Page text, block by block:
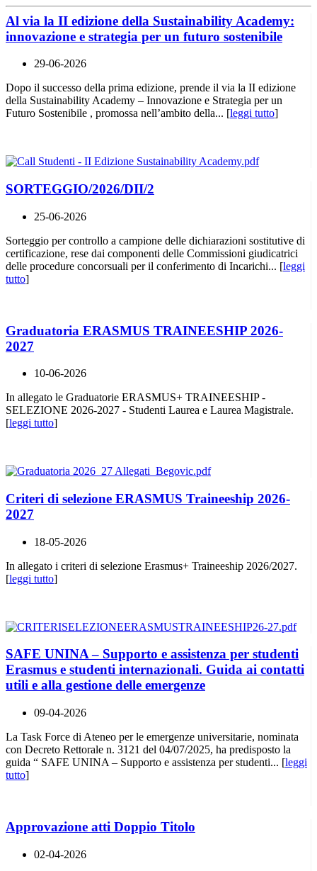
Al via la II edizione della Sustainability Academy:
innovazione e strategia per un futuro sostenibile
29-06-2026
Dopo il successo della prima edizione, prende il via la II edizione
della Sustainability Academy – Innovazione e Strategia per un
Futuro Sostenibile , promossa nell’ambito della... [leggi tutto]
SORTEGGIO/2026/DII/2
25-06-2026
Sorteggio per controllo a campione delle dichiarazioni sostitutive di
certificazione, rese dai componenti delle Commissioni giudicatrici
delle procedure concorsuali per il conferimento di Incarichi... [leggi
tutto]
Graduatoria ERASMUS TRAINEESHIP 2026-
2027
10-06-2026
In allegato le Graduatorie ERASMUS+ TRAINEESHIP -
SELEZIONE 2026-2027 - Studenti Laurea e Laurea Magistrale.
[leggi tutto]
Criteri di selezione ERASMUS Traineeship 2026-
2027
18-05-2026
In allegato i criteri di selezione Erasmus+ Traineeship 2026/2027.
[leggi tutto]
SAFE UNINA – Supporto e assistenza per studenti
Erasmus e studenti internazionali. Guida ai contatti
utili e alla gestione delle emergenze
09-04-2026
La Task Force di Ateneo per le emergenze universitarie, nominata
con Decreto Rettorale n. 3121 del 04/07/2025, ha predisposto la
guida “ SAFE UNINA – Supporto e assistenza per studenti... [leggi
tutto]
Approvazione atti Doppio Titolo
02-04-2026